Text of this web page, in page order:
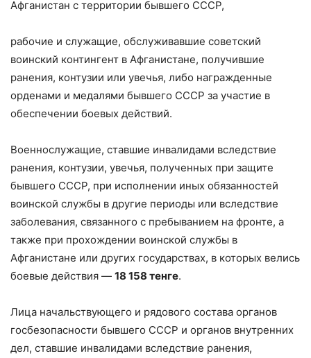
Афганистан с территории бывшего СССР,
рабочие и служащие, обслуживавшие советский
воинский контингент в Афганистане, получившие
ранения, контузии или увечья, либо награжденные
орденами и медалями бывшего СССР за участие в
обеспечении боевых действий.
Военнослужащие, ставшие инвалидами вследствие
ранения, контузии, увечья, полученных при защите
бывшего СССР, при исполнении иных обязанностей
воинской службы в другие периоды или вследствие
заболевания, связанного с пребыванием на фронте, а
также при прохождении воинской службы в
Афганистане или других государствах, в которых велись
боевые действия — 18 158 тенге.
Лица начальствующего и рядового состава органов
госбезопасности бывшего СССР и органов внутренних
дел, ставшие инвалидами вследствие ранения,